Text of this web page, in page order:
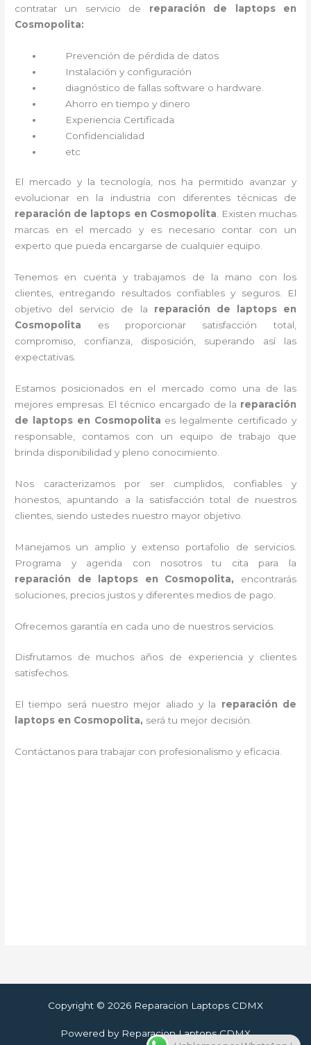
contratar un servicio de reparación de laptops en
Cosmopolita:
Prevención de pérdida de datos
Instalación y configuración
diagnóstico de fallas software o hardware
Ahorro en tiempo y dinero
Experiencia Certificada
Confidencialidad
etc
El mercado y la tecnología, nos ha permitido avanzar y
evolucionar en la industria con diferentes técnicas de
reparación de laptops en Cosmopolita . Existen muchas
marcas en el mercado y es necesario contar con un
experto que pueda encargarse de cualquier equipo.
Tenemos en cuenta y trabajamos de la mano con los
clientes, entregando resultados confiables y seguros. El
objetivo del servicio de la reparación de laptops en
Cosmopolita es proporcionar satisfacción total,
compromiso, confianza, disposición, superando así las
expectativas.
Estamos posicionados en el mercado como una de las
mejores empresas. El técnico encargado de la reparación
de laptops en Cosmopolita es legalmente certificado y
responsable, contamos con un equipo de trabajo que
brinda disponibilidad y pleno conocimiento.
Nos caracterizamos por ser cumplidos, confiables y
honestos, apuntando a la satisfacción total de nuestros
clientes, siendo ustedes nuestro mayor objetivo.
Manejamos un amplio y extenso portafolio de servicios.
Programa y agenda con nosotros tu cita para la
reparación de laptops en Cosmopolita, encontrarás
soluciones, precios justos y diferentes medios de pago.
Ofrecemos garantía en cada uno de nuestros servicios.
Disfrutamos de muchos años de experiencia y clientes
satisfechos.
El tiempo será nuestro mejor aliado y la reparación de
laptops en Cosmopolita, será tu mejor decisión.
Contáctanos para trabajar con profesionalismo y eficacia.
Copyright © 2026 Reparacion Laptops CDMX
Powered by Reparacion Laptops CDMX